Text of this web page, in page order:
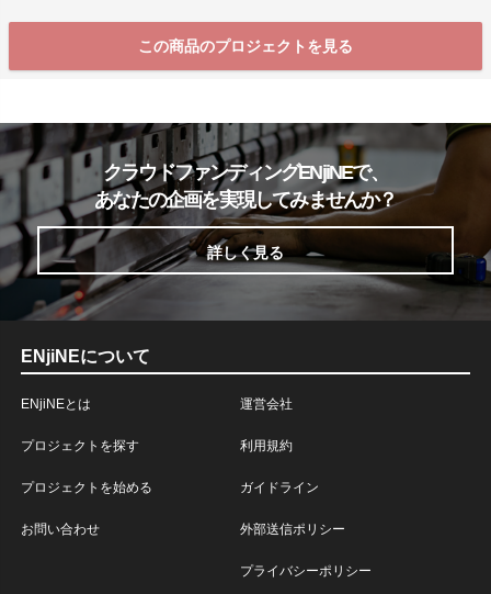
この商品のプロジェクトを見る
クラウドファンディングENjiNEで、
あなたの企画を実現してみませんか？
詳しく見る
ENjiNEについて
ENjiNEとは
プロジェクトを探す
プロジェクトを始める
お問い合わせ
運営会社
利用規約
ガイドライン
外部送信ポリシー
プライバシーポリシー